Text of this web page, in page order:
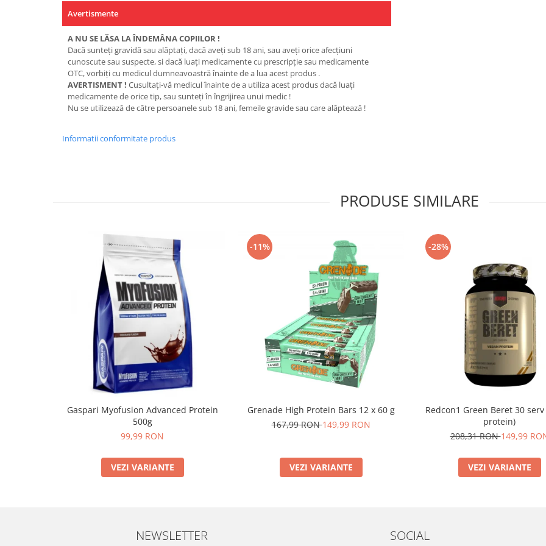
Avertismente
A NU SE LĂSA LA ÎNDEMÂNA COPIILOR !
Dacă sunteţi gravidă sau alăptaţi, dacă aveţi sub 18 ani, sau aveţi orice afecţiuni
cunoscute sau suspecte, si dacă luaţi medicamente cu prescripţie sau medicamente
OTC, vorbiţi cu medicul dumneavoastră înainte de a lua acest produs .
AVERTISMENT ! Cusultaţi-vă medicul înainte de a utiliza acest produs dacă luaţi
medicamente de orice tip, sau sunteţi în îngrijirea unui medic !
Nu se utilizează de către persoanele sub 18 ani, femeile gravide sau care alăptează !
Informatii conformitate produs
PRODUSE SIMILARE
Gaspari Myofusion Advanced Protein
500g
99,99 RON
VEZI VARIANTE
-11%
Grenade High Protein Bars 12 x 60 g
167,99 RON149,99 RON
VEZI VARIANTE
-28%
Redcon1 Green Beret 30
protein)
208,31 RON149,99
VEZI VARIANTE
NEWSLETTER SOCIAL